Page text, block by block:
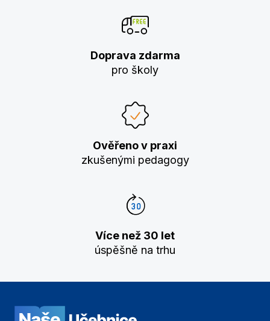
Doprava zdarma
pro školy
Ověřeno v praxi
zkušenými pedagogy
Více než 30 let
úspěšně na trhu